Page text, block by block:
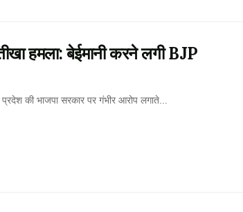
हमला: बेईमानी करने लगी BJP
की भाजपा सरकार पर गंभीर आरोप लगाते...